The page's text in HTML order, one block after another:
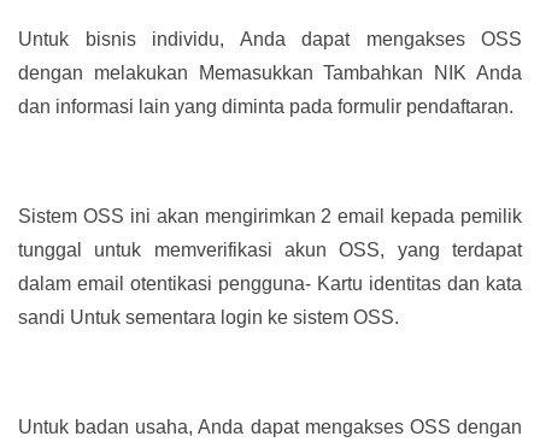
Untuk bisnis individu, Anda dapat mengakses OSS
dengan melakukan Memasukkan Tambahkan NIK Anda
dan informasi lain yang diminta pada formulir pendaftaran.
Sistem OSS ini akan mengirimkan 2 email kepada pemilik
tunggal untuk memverifikasi akun OSS, yang terdapat
dalam email otentikasi pengguna- Kartu identitas dan kata
sandi Untuk sementara login ke sistem OSS.
Untuk badan usaha, Anda dapat mengakses OSS dengan